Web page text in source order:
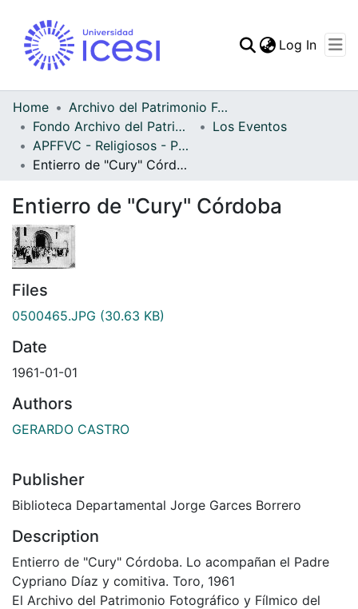
Statistics
Log In
Home
Archivo del Patrimonio Fotográfico y Fílmico del Valle del Cauca
Fondo Archivo del Patrimonio Fotográfico y Fílmico del Valle del Cauca
Los Eventos
APFFVC - Religiosos - Patrimonial
Entierro de "Cury" Córdoba
Entierro de "Cury" Córdoba
Files
0500465.JPG (30.63 KB)
Date
1961-01-01
Authors
GERARDO CASTRO
Publisher
Biblioteca Departamental Jorge Garces Borrero
Description
Entierro de "Cury" Córdoba. Lo acompañan el Padre
Cypriano Díaz y comitiva. Toro, 1961
El Archivo del Patrimonio Fotográfico y Fílmico del